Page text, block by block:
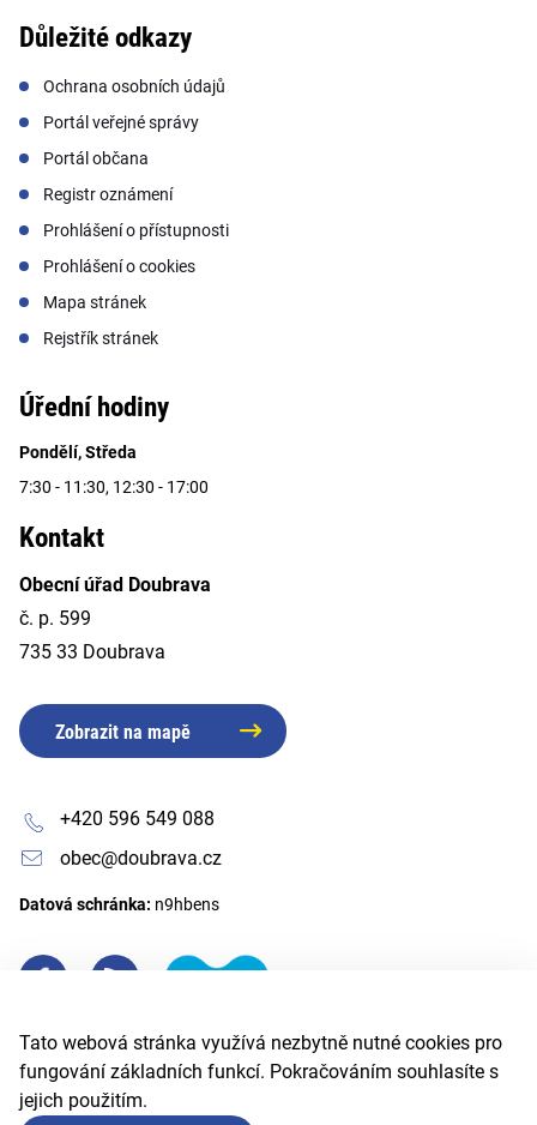
Tato webová stránka využívá nezbytně nutné cookies pro
fungování základních funkcí. Pokračováním souhlasíte s
jejich použitím.
Důležité odkazy
Ochrana osobních údajů
Portál veřejné správy
Portál občana
Registr oznámení
Prohlášení o přístupnosti
Prohlášení o cookies
Mapa stránek
Rejstřík stránek
Úřední hodiny
Pondělí, Středa
7:30 - 11:30, 12:30 - 17:00
Kontakt
Obecní úřad Doubrava
č. p. 599
735 33 Doubrava
Zobrazit na mapě
+420 596 549 088
obec@doubrava.cz
Datová schránka: n9hbens